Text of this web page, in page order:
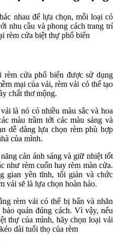
nhau để lựa chọn, mỗi loại có
nhu cầu và phong cách trang trí
rèm cửa biệt thự phổ biến
rèm cửa phổ biến được sử dụng
mại của vải, rèm vải có thể tạo
chất thơ mộng.
là nó có nhiều màu sắc và hoa
màu trầm tới các màu sáng và
dễ dàng lựa chọn rèm phù hợp
của mình.
cản ánh sáng và giữ nhiệt tốt
như rèm cuốn hay rèm màn cửa.
gian yên tĩnh, tối giản và chức
vải sẽ là lựa chọn hoàn hảo.
rèm vải có thể bị bẩn và nhăn
quản đúng cách. Vì vậy, nếu
thự của mình, hãy chọn loại vải
dài tuổi thọ của rèm